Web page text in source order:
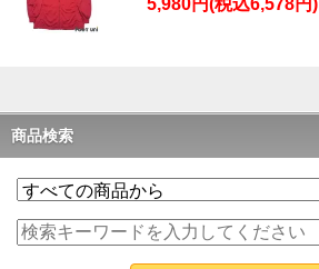
5,980円(税込6,578円)
商品検索